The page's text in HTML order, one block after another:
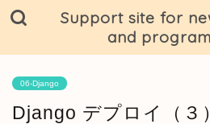
Support site for
and
06-Django
Django デプロイ（３）